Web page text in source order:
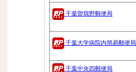
千葉曽我野郵便局
千葉大学病院内簡易郵便局
千葉中央四郵便局